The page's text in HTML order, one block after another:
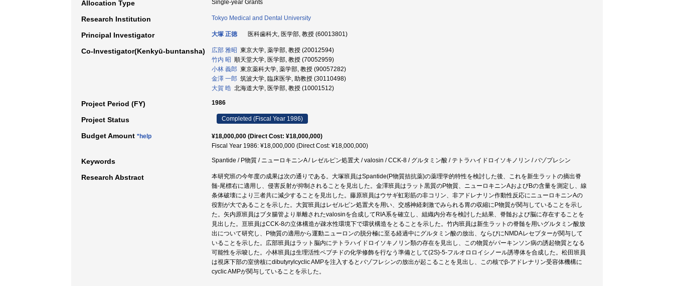
Allocation Type Single-year Grants
Research Institution Tokyo Medical and Dental University
Principal Investigator 大塚 正徳 医科歯科大, 医学部, 教授 (60013801)
Co-Investigator(Kenkyū-buntansha) 広部 雅昭 東京大学, 薬学部, 教授 (20012594)
竹内 昭 順天堂大学, 医学部, 教授 (70052959)
小林 義郎 東京薬科大学, 薬学部, 教授 (90057282)
金澤 一郎 筑波大学, 臨床医学, 助教授 (30110498)
大賀 晧 北海道大学, 医学部, 教授 (10001512)
Project Period (FY) 1986
Project Status Completed (Fiscal Year 1986)
Budget Amount *help
¥18,000,000 (Direct Cost: ¥18,000,000)
Fiscal Year 1986: ¥18,000,000 (Direct Cost: ¥18,000,000)
Keywords Spantide / P物質 / ニューロキニンA / レゼルピン処置犬 / valosin / CCK-8 / グルタミン酸 / テトラハイドロイソキノリン / バゾプレシン
Research Abstract
本研究班の今年度の成果は次の通りである。大塚班員はSpantide(P物質拮抗薬)の薬理学的特性を検討した後、これを新生ラットの摘出脊
髄-尾標右に適用し、侵害反射が抑制されることを見出した。金澤班員はラット黒質のP物質、ニューロキニンAおよびBの含量を測定し、線
条体破壊により三者共に減少することを見出した。藤原班員はウサギ虹彩筋の非コリン、非アドレナリン作動性反応にニューロキニンAの
役割が大であることを示した。大賀班員はレゼルピン処置犬を用い、交感神経刺激でみられる胃の収縮にP物質が関与していることを示し
た。矢内原班員はブタ腸管より単離されたvalosinを合成してRIA系を確立し、組織内分布を検討した結果、脊髄および脳に存在することを
見出した。亘班員はCCK-8の立体構造が疎水性環境下で環状構造をとることを示した。竹内班員は新生ラットの脊髄を用いグルタミン酸放
出について研究し、P物質の適用から運動ニューロンの脱分極に至る経過中にグルタミン酸の放出、ならびにNMDAレセプターが関与して
いることを示した。広部班員はラット脳内にテトラハイドロイソキノリン類の存在を見出し、この物質がパーキンソン病の誘起物質となる
可能性を示唆した。小林班員は生理活性ペプチドの化学修飾を行なう準備として(2S)-5-フルオロロイシノール誘導体を合成した。松田班員
は視床下部の室傍核にdibutyrylcyclic AMPを注入するとバゾフレシンの放出が起こることを見出し、この核でβ-アドレナリン受容体機構に
cyclic AMPが関与していることを示した。